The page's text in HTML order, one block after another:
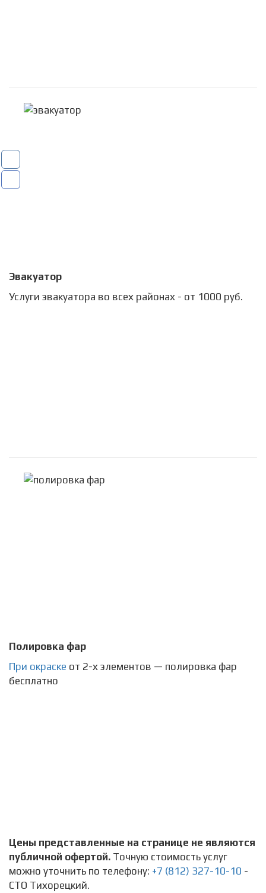
Эвакуатор
Услуги эвакуатора во всех районах - от 1000 руб.
Полировка фар
При окраске от 2-х элементов — полировка фар
бесплатно
Цены представленные на странице не являются
публичной офертой. Точную стоимость услуг
можно уточнить по телефону: +7 (812) 327-10-10 -
СТО Тихорецкий.